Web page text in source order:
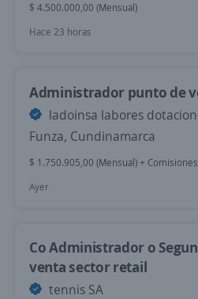
$ 4.500.000,00 (Mensual)
Hace 23 horas
Administrador punto de
ladoinsa labores
Funza, Cundinamarca
$ 1.750.905,00 (Mensual) + Comisiones
Ayer
Co Administrador o
venta sector retail
tennis SA